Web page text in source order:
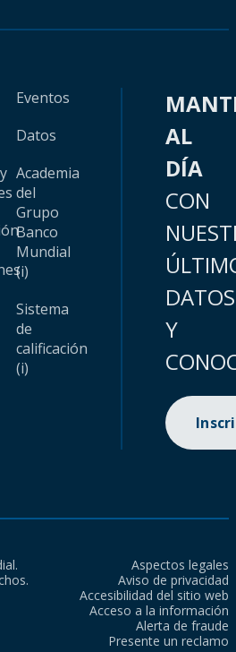
Eventos
Datos
Academia
del
Grupo
Banco
Mundial
(i)
Sistema
de
calificación
(i)
AL
DÍA
CON
DATOS
Y
Aspectos legales
Aviso de privacidad
Accesibilidad del sitio web
Acceso a la información
Alerta de fraude
Presente un reclamo